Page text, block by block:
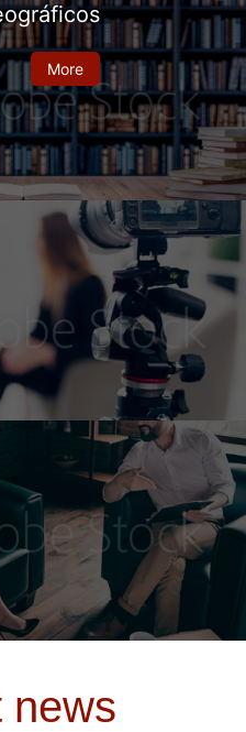
More
news